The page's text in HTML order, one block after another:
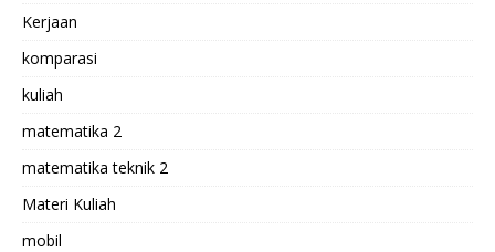
Kerjaan
komparasi
kuliah
matematika 2
matematika teknik 2
Materi Kuliah
mobil